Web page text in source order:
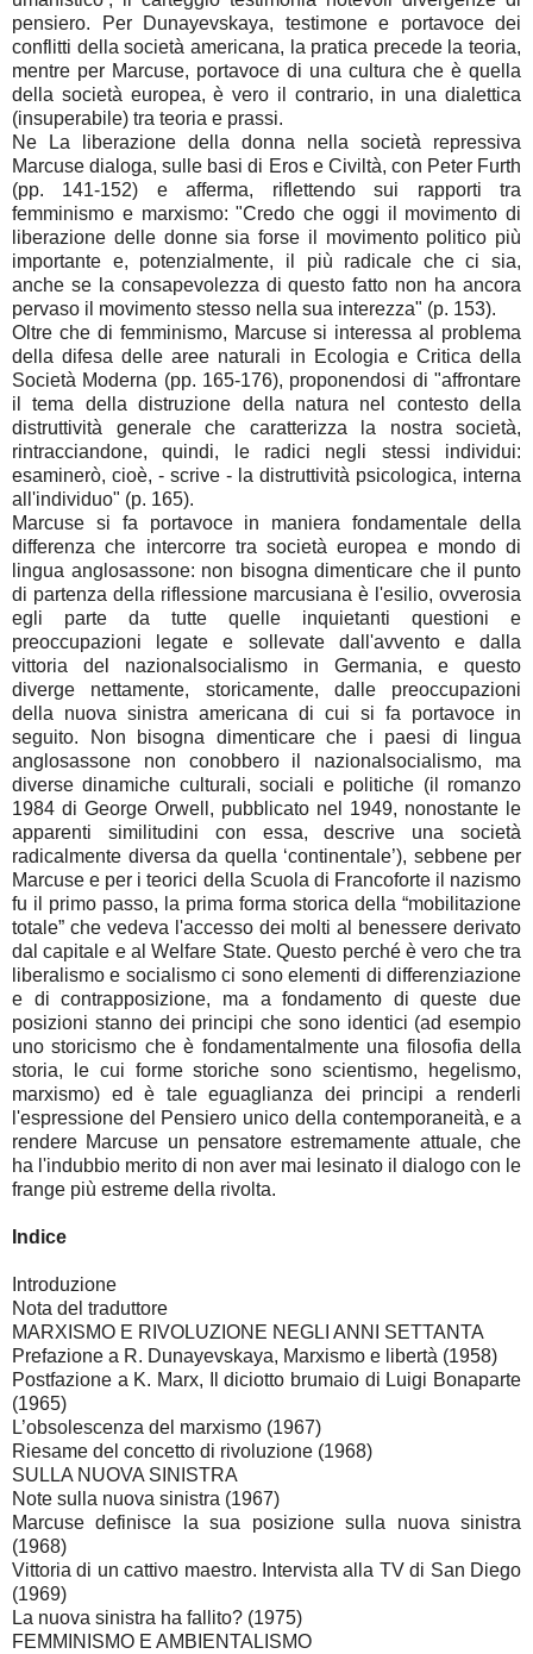
pensiero. Per Dunayevskaya, testimone e portavoce dei
conflitti della società americana, la pratica precede la teoria,
mentre per Marcuse, portavoce di una cultura che è quella
della società europea, è vero il contrario, in una dialettica
(insuperabile) tra teoria e prassi.
Ne La liberazione della donna nella società repressiva
Marcuse dialoga, sulle basi di Eros e Civiltà, con Peter Furth
(pp. 141-152) e afferma, riflettendo sui rapporti tra
femminismo e marxismo: "Credo che oggi il movimento di
liberazione delle donne sia forse il movimento politico più
importante e, potenzialmente, il più radicale che ci sia,
anche se la consapevolezza di questo fatto non ha ancora
pervaso il movimento stesso nella sua interezza" (p. 153).
Oltre che di femminismo, Marcuse si interessa al problema
della difesa delle aree naturali in Ecologia e Critica della
Società Moderna (pp. 165-176), proponendosi di "affrontare
il tema della distruzione della natura nel contesto della
distruttività generale che caratterizza la nostra società,
rintracciandone, quindi, le radici negli stessi individui:
esaminerò, cioè, - scrive - la distruttività psicologica, interna
all'individuo" (p. 165).
Marcuse si fa portavoce in maniera fondamentale della
differenza che intercorre tra società europea e mondo di
lingua anglosassone: non bisogna dimenticare che il punto
di partenza della riflessione marcusiana è l'esilio, ovverosia
egli parte da tutte quelle inquietanti questioni e
preoccupazioni legate e sollevate dall'avvento e dalla
vittoria del nazionalsocialismo in Germania, e questo
diverge nettamente, storicamente, dalle preoccupazioni
della nuova sinistra americana di cui si fa portavoce in
seguito. Non bisogna dimenticare che i paesi di lingua
anglosassone non conobbero il nazionalsocialismo, ma
diverse dinamiche culturali, sociali e politiche (il romanzo
1984 di George Orwell, pubblicato nel 1949, nonostante le
apparenti similitudini con essa, descrive una società
radicalmente diversa da quella ‘continentale’), sebbene per
Marcuse e per i teorici della Scuola di Francoforte il nazismo
fu il primo passo, la prima forma storica della “mobilitazione
totale” che vedeva l'accesso dei molti al benessere derivato
dal capitale e al Welfare State. Questo perché è vero che tra
liberalismo e socialismo ci sono elementi di differenziazione
e di contrapposizione, ma a fondamento di queste due
posizioni stanno dei principi che sono identici (ad esempio
uno storicismo che è fondamentalmente una filosofia della
storia, le cui forme storiche sono scientismo, hegelismo,
marxismo) ed è tale eguaglianza dei principi a renderli
l'espressione del Pensiero unico della contemporaneità, e a
rendere Marcuse un pensatore estremamente attuale, che
ha l'indubbio merito di non aver mai lesinato il dialogo con le
frange più estreme della rivolta.
Indice
Introduzione
Nota del traduttore
MARXISMO E RIVOLUZIONE NEGLI ANNI SETTANTA
Prefazione a R. Dunayevskaya, Marxismo e libertà (1958)
Postfazione a K. Marx, Il diciotto brumaio di Luigi Bonaparte
(1965)
L’obsolescenza del marxismo (1967)
Riesame del concetto di rivoluzione (1968)
SULLA NUOVA SINISTRA
Note sulla nuova sinistra (1967)
Marcuse definisce la sua posizione sulla nuova sinistra
(1968)
Vittoria di un cattivo maestro. Intervista alla TV di San Diego
(1969)
La nuova sinistra ha fallito? (1975)
FEMMINISMO E AMBIENTALISMO